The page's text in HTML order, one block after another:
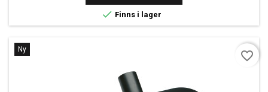
kartong: 1 st Maximal temperatur:...
 Finns i lager
Ny favorite_border